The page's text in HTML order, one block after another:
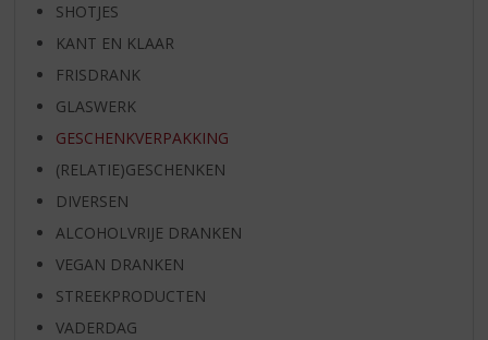
SHOTJES
KANT EN KLAAR
FRISDRANK
GLASWERK
GESCHENKVERPAKKING
(RELATIE)GESCHENKEN
DIVERSEN
ALCOHOLVRIJE DRANKEN
VEGAN DRANKEN
STREEKPRODUCTEN
VADERDAG